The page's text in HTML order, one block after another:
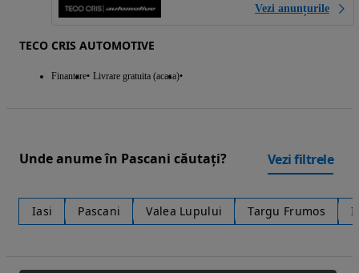
Vezi anunțurile
TECO CRIS AUTOMOTIVE
Finantare Livrare gratuita (acasa)
Unde anume în Pascani căutați? Vezi filtrele
Iasi Pascani Valea Lupului Targu Frumos